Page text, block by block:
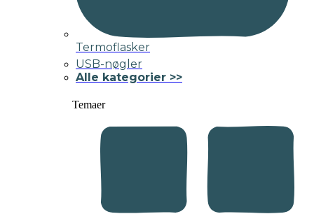
Termoflasker
USB-nøgler
Alle kategorier >>
Temaer